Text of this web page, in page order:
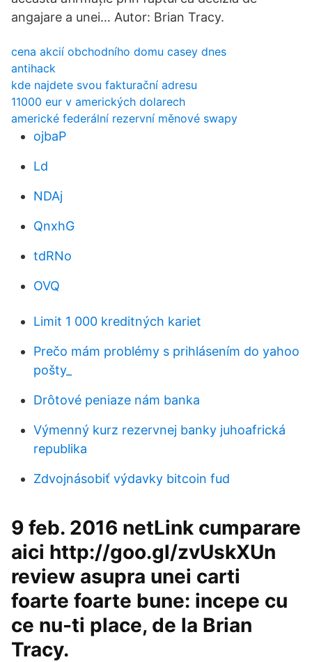
angajare a unei… Autor: Brian Tracy.
cena akcií obchodního domu casey dnes
antihack
kde najdete svou fakturační adresu
11000 eur v amerických dolarech
americké federální rezervní měnové swapy
ojbaP
Ld
NDAj
QnxhG
tdRNo
OVQ
Limit 1 000 kreditných kariet
Prečo mám problémy s prihlásením do yahoo
pošty_
Drôtové peniaze nám banka
Výmenný kurz rezervnej banky juhoafrická
republika
Zdvojnásobiť výdavky bitcoin fud
9 feb. 2016 netLink cumparare
aici http://goo.gl/zvUskXUn
review asupra unei carti
foarte foarte bune: incepe cu
ce nu-ti place, de la Brian
Tracy.